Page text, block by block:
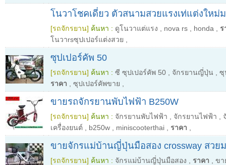
โนวาโชคเดี่ยว ตัวสนามสวยแรงเท่แต่งใหม่
[รถจักรยาน] ค้นหา : ดูโนวาแต่แรง nova rs honda
ร
โนวาrsซุปเปอร์แต่งสวย
ซุปเปอร์คัพ 50
[รถจักรยาน] ค้นหา : ซี ซุปเปอร์คัพ 50 จักรยานญี่ปุ่น
ซุ
ราคา
ซุปเปอร์คัพขาย
ขายรถจักรยานพับไฟฟ้า B250W
[รถจักรยาน] ค้นหา : จักรยานพับไฟฟ้า จักรยานไฟฟ้า
เครื่องยนต์
b250w miniscooterthai ราคา
ขายจักรแม่บ้านญี่ปุ่นมือสอง crossway สวย
[รถจักรยาน] ค้นหา : จักรแม่บ้านญี่ปุ่นมือสอง ราคา
ขา